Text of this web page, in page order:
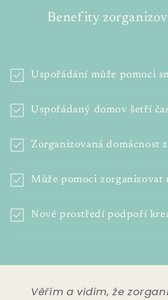
Benefity
Uspořádání může pomoci
Uspořádaný domov šetří
Zorganizovaná domácnost
Může pomoci zorganizovat
Nové prostředí podpoří
Věřím a vidím, že